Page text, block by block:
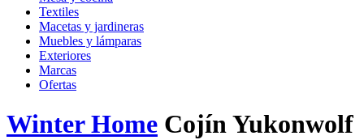
Textiles
Macetas y jardineras
Muebles y lámparas
Exteriores
Marcas
Ofertas
Winter Home Cojín Yukonwolf